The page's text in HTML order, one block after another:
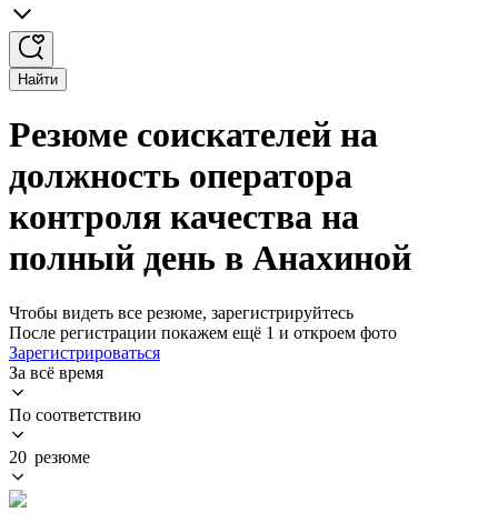
Найти
Резюме соискателей на
должность оператора
контроля качества на
полный день в Анахиной
Чтобы видеть все резюме, зарегистрируйтесь
После регистрации покажем ещё 1 и откроем фото
Зарегистрироваться
За всё время
По соответствию
20 резюме